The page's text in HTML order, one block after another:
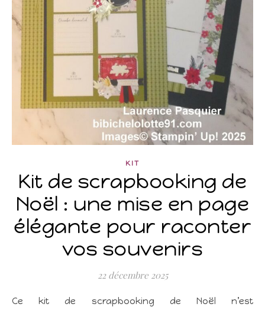
KIT
Kit de scrapbooking de
Noël : une mise en page
élégante pour raconter
vos souvenirs
22 décembre 2025
Ce kit de scrapbooking de Noël n’est